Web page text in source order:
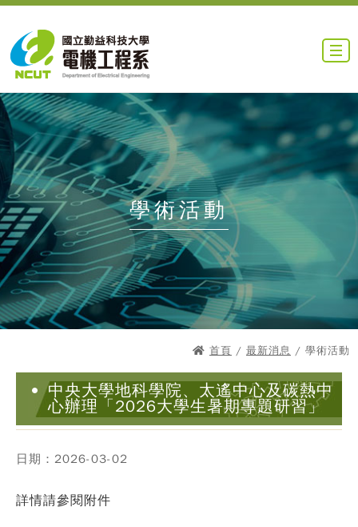
學術活動
首頁 / 最新消息 / 學術活動
中央大學地科學院、太遙中心及碳熱中
心辦理「2026大學生暑期專題研習」
日期：2026-03-02
詳情請參閱附件